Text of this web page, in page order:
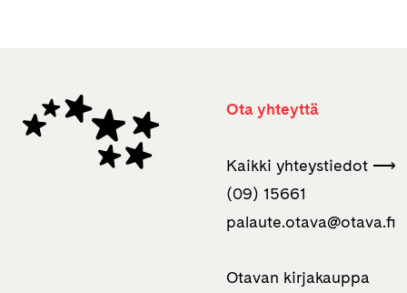
Ota yhteyttä
Kaikki yhteystiedot ⟶
(09) 15661
palaute.otava­@otava.fi
Otavan kirjakauppa